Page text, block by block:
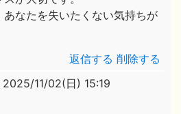
なたを失いたくない気持ちが
返信する 削除する
2025/11/02(日) 15:19